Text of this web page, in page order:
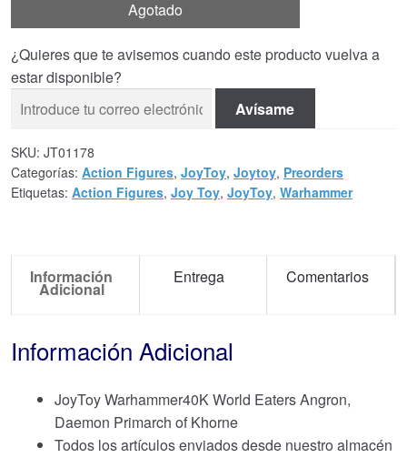
Agotado
¿Quieres que te avisemos cuando este producto vuelva a
estar disponible?
Avísame
SKU: JT01178
Categorías: Action Figures, JoyToy, Joytoy, Preorders
Etiquetas: Action Figures, Joy Toy, JoyToy, Warhammer
Información
Adicional
Entrega Comentarios
Información Adicional
JoyToy Warhammer40K World Eaters Angron,
Daemon Primarch of Khorne
Todos los artículos enviados desde nuestro almacén